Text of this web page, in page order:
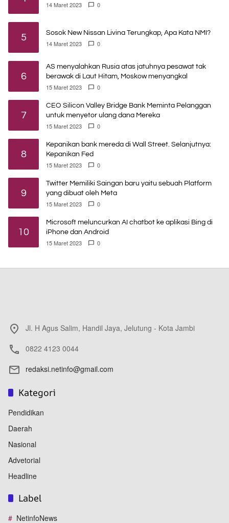
14 Maret 2023 0
5 Sosok New Nissan Livina Terungkap, Apa Kata NMI?
14 Maret 2023 0
6
AS menyalahkan Rusia atas jatuhnya pesawat tak
berawak di Laut Hitam, Moskow menyangkal
15 Maret 2023 0
7
CEO Silicon Valley Bridge Bank Meminta Pelanggan
untuk menyetor ulang dana Mereka
15 Maret 2023 0
8
Kepanikan bank mereda di Wall Street. Selanjutnya:
Kepanikan Fed
15 Maret 2023 0
9
Twitter Memiliki Saingan baru yaitu sebuah Platform
yang dibuat oleh Meta
15 Maret 2023 0
10
Microsoft meluncurkan AI chatbot ke aplikasi Bing di
iPhone dan Android
15 Maret 2023 0
Jl. H Agus Salim, Handil Jaya, Jelutung - Kota Jambi
0822 4123 0044
redaksi.netinfo@gmail.com
Kategori
Pendidikan
Daerah
Nasional
Advetorial
Headline
Label
NetinfoNews